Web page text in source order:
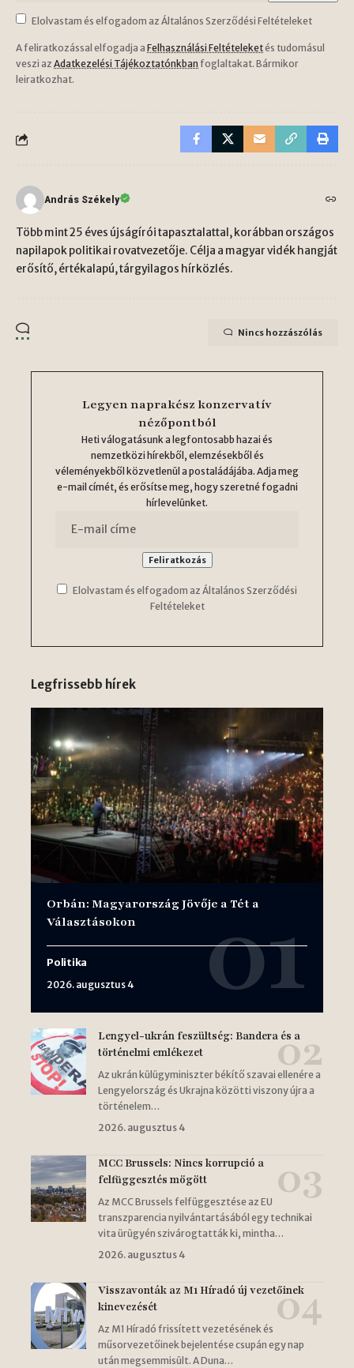
Elolvastam és elfogadom az Általános Szerződési Feltételeket
A feliratkozással elfogadja a Felhasználási Feltételeketés tudomásul
veszi az Adatkezelési Tájékoztatónkban foglaltakat. Bármikor
leiratkozhat.
András Székely
Több mint 25 éves újságírói tapasztalattal, korábban országos
napilapok politikai rovatvezetője. Célja a magyar vidék hangját
erősítő, értékalapú, tárgyilagos hírközlés.
Nincs hozzászólás
Legyen naprakész konzervatív
nézőpontból
Heti válogatásunk a legfontosabb hazai és
nemzetközi hírekből, elemzésekből és
véleményekből közvetlenül a postaládájába. Adja meg
e-mail címét, és erősítse meg, hogy szeretné fogadni
hírlevelünket.
Elolvastam és elfogadom az Általános Szerződési
Feltételeket
Legfrissebb hírek
Orbán: Magyarország Jövője a Tét a
Választásokon
Politika
2026. augusztus 4
Lengyel-ukrán feszültség: Bandera és a
történelmi emlékezet
Az ukrán külügyminiszter békítő szavai ellenére a
Lengyelország és Ukrajna közötti viszony újra a
történelem…
2026. augusztus 4
MCC Brussels: Nincs korrupció a
felfüggesztés mögött
Az MCC Brussels felfüggesztése az EU
transzparencia nyilvántartásából egy technikai
vita ürügyén szivárogtatták ki, mintha…
2026. augusztus 4
Visszavonták az M1 Híradó új vezetőinek
kinevezését
Az M1 Híradó frissített vezetésének és
műsorvezetőinek bejelentése csupán egy nap
után megsemmisült. A Duna…